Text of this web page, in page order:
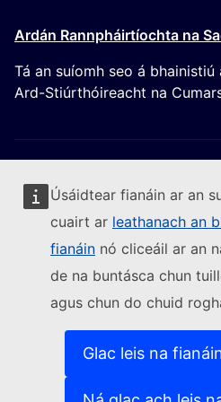
Úsáidtear fianáin ar an
cuairt ar leathanach an
fianáin nó cliceáil ar an
de na buntásca chun
agus chun do chuid
Glac leis na
Ardán Rannpháirtíochta na
Tá an suíomh seo á bhainistiú
Ard-Stiúrthóireacht na
Lean an Coimisiún Eorpach
Sonraí teagmhála(External
Leochaileacht TF a thuairisciú
Teangacha ar ár suíomhanna
(External link)
Beartas príobháideachais
Fógra dlíthiúil
(External link)